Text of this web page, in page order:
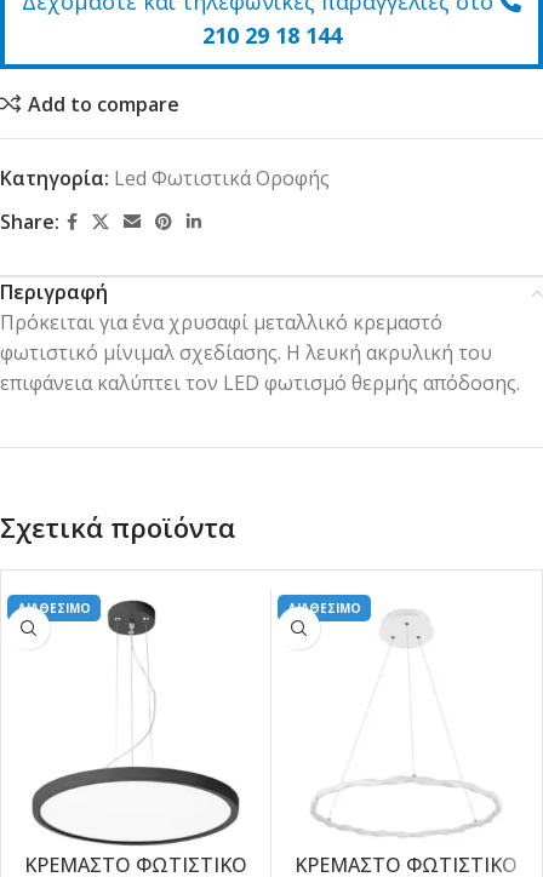
210 29 18 144
Add to compare
Κατηγορία: Led Φωτιστικά Οροφής
Share:
Περιγραφή
Πρόκειται για ένα χρυσαφί μεταλλικό κρεμαστό
φωτιστικό μίνιμαλ σχεδίασης. Η λευκή ακρυλική του
επιφάνεια καλύπτει τον LED φωτισμό θερμής απόδοσης.
Σχετικά προϊόντα
ΔΙΑΘΕΣΙΜΟ
ΚΡΕΜΑΣΤΟ ΦΩΤΙΣΤΙΚΟ
ΔΙΑΘΕΣΙΜΟ
ΚΡΕΜΑΣΤΟ ΦΩΤΙΣΤΙΚΟ